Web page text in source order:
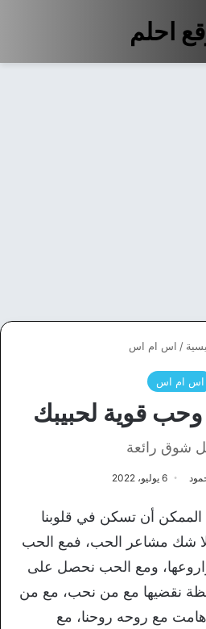
احلم
/ اس ام اس
اس ام اس
قوية لحبيبك
شوق رائعة
6 يوليو، 2022
أن تسكن في قلوبنا
شك مشاعر الحب، فمع الحب
ومع الحب نحصل على
نقضيها مع من نحب، مع من
مع روحه روحنا، مع